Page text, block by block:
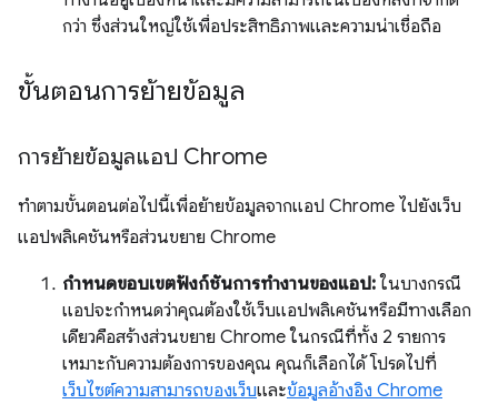
กว่า ซึ่งส่วนใหญ่ใช้เพื่อประสิทธิภาพและความน่าเชื่อถือ
ขั้นตอนการย้ายข้อมูล
การย้ายข้อมูลแอป Chrome
ทำตามขั้นตอนต่อไปนี้เพื่อย้ายข้อมูลจากแอป Chrome ไปยังเว็บ
แอปพลิเคชันหรือส่วนขยาย Chrome
กําหนดขอบเขตฟังก์ชันการทํางานของแอป: ในบางกรณี
แอปจะกําหนดว่าคุณต้องใช้เว็บแอปพลิเคชันหรือมีทางเลือก
เดียวคือสร้างส่วนขยาย Chrome ในกรณีที่ทั้ง 2 รายการ
เหมาะกับความต้องการของคุณ คุณก็เลือกได้ โปรดไปที่
เว็บไซต์ความสามารถของเว็บและข้อมูลอ้างอิง Chrome